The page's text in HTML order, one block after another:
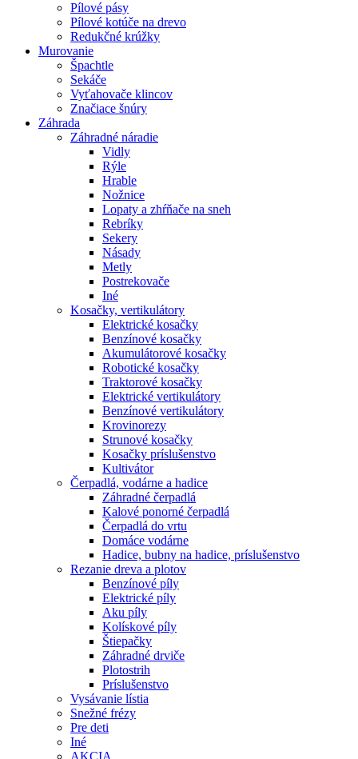
Pílové pásy
Pílové kotúče na drevo
Redukčné krúžky
Murovanie
Špachtle
Sekáče
Vyťahovače klincov
Značiace šnúry
Záhrada
Záhradné náradie
Vidly
Rýle
Hrable
Nožnice
Lopaty a zhŕňače na sneh
Rebríky
Sekery
Násady
Metly
Postrekovače
Iné
Kosačky, vertikulátory
Elektrické kosačky
Benzínové kosačky
Akumulátorové kosačky
Robotické kosačky
Traktorové kosačky
Elektrické vertikulátory
Benzínové vertikulátory
Krovinorezy
Strunové kosačky
Kosačky príslušenstvo
Kultivátor
Čerpadlá, vodárne a hadice
Záhradné čerpadlá
Kalové ponorné čerpadlá
Čerpadlá do vrtu
Domáce vodárne
Hadice, bubny na hadice, príslušenstvo
Rezanie dreva a plotov
Benzínové píly
Elektrické píly
Aku píly
Kolískové píly
Štiepačky
Záhradné drviče
Plotostrih
Príslušenstvo
Vysávanie lístia
Snežné frézy
Pre deti
Iné
AKCIA